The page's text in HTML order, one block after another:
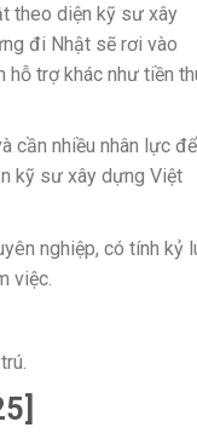
theo diện kỹ sư xây
đi Nhật sẽ rơi vào
trợ khác như tiền
cần nhiều nhân lực để
kỹ sư xây dựng Việt
nghiệp, có tính kỷ
việc.